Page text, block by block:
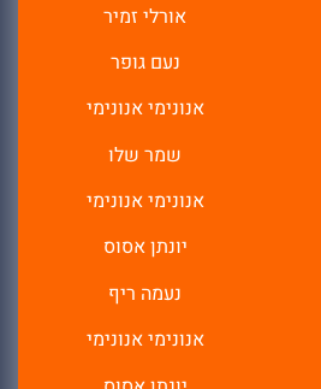
אורלי זמיר
נעם גופר
אנונימי אנונימי
שמר שלו
אנונימי אנונימי
יונתן אסוס
נעמה ריף
אנונימי אנונימי